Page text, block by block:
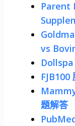
Parent
vs
Dollspa
FJB100
題解答